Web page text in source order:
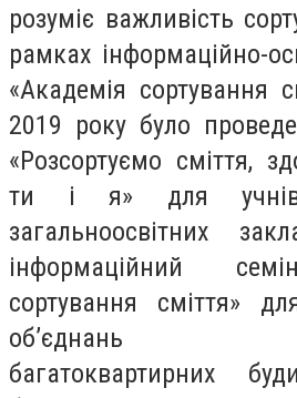
розуміє важливість
рамках інформаційно-
«Академія сортування
2019 року було
«Розсортуємо сміття,
ти і я» для
загальноосвітних
інформаційний
сортування сміття»
об’єднань
багатоквартирних